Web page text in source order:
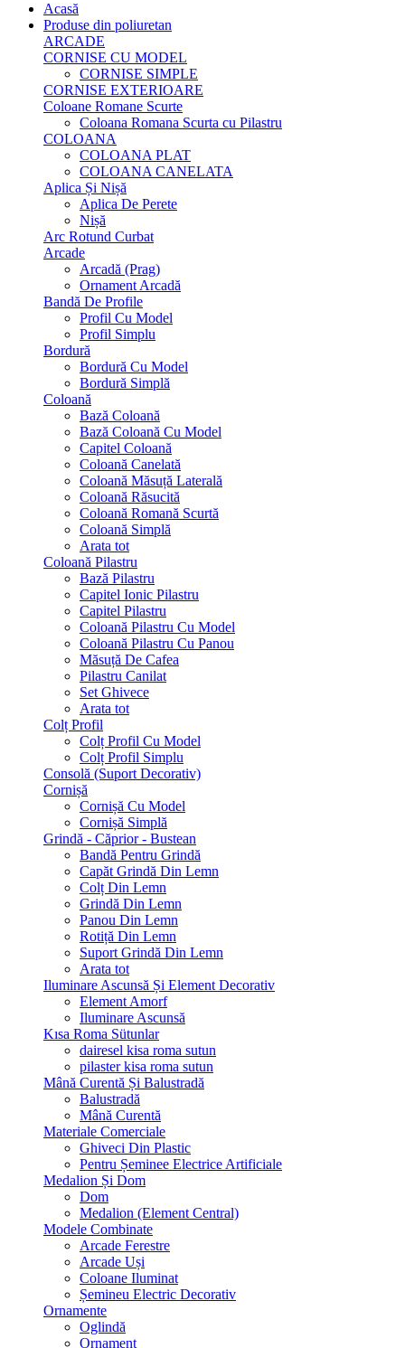
Acasă
Produse din poliuretan
ARCADE
CORNISE CU MODEL
CORNISE SIMPLE
CORNISE EXTERIOARE
Coloane Romane Scurte
Coloana Romana Scurta cu Pilastru
COLOANA
COLOANA PLAT
COLOANA CANELATA
Aplica Și Nișă
Aplica De Perete
Nișă
Arc Rotund Curbat
Arcade
Arcadă (Prag)
Ornament Arcadă
Bandă De Profile
Profil Cu Model
Profil Simplu
Bordură
Bordură Cu Model
Bordură Simplă
Coloană
Bază Coloană
Bază Coloană Cu Model
Capitel Coloană
Coloană Canelată
Coloană Măsuță Laterală
Coloană Răsucită
Coloană Romană Scurtă
Coloană Simplă
Arata tot
Coloană Pilastru
Bază Pilastru
Capitel Ionic Pilastru
Capitel Pilastru
Coloană Pilastru Cu Model
Coloană Pilastru Cu Panou
Măsuță De Cafea
Pilastru Canilat
Set Ghivece
Arata tot
Colț Profil
Colț Profil Cu Model
Colț Profil Simplu
Consolă (Suport Decorativ)
Cornișă
Cornișă Cu Model
Cornișă Simplă
Grindă - Căprior - Bustean
Bandă Pentru Grindă
Capăt Grindă Din Lemn
Colț Din Lemn
Grindă Din Lemn
Panou Din Lemn
Rotiță Din Lemn
Suport Grindă Din Lemn
Arata tot
Iluminare Ascunsă Și Element Decorativ
Element Amorf
Iluminare Ascunsă
Kısa Roma Sütunlar
dairesel kisa roma sutun
pilaster kisa roma sutun
Mână Curentă Și Balustradă
Balustradă
Mână Curentă
Materiale Comerciale
Ghiveci Din Plastic
Pentru Șeminee Electrice Artificiale
Medalion Și Dom
Dom
Medalion (Element Central)
Modele Combinate
Arcade Ferestre
Arcade Uși
Coloane Iluminat
Șemineu Electric Decorativ
Ornamente
Oglindă
Ornament